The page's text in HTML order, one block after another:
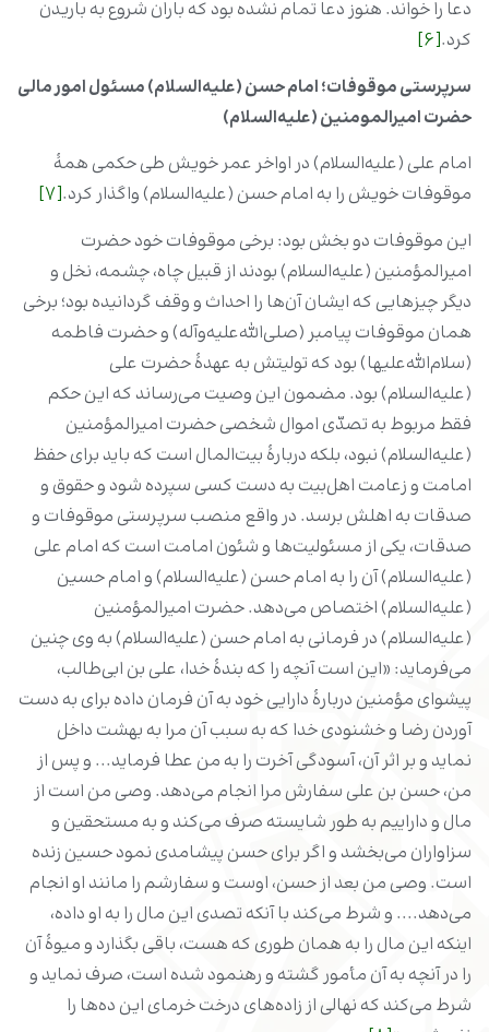
دعا را خواند. هنوز دعا تمام نشده بود که باران شروع به باریدن
کرد.[6]
سرپرستی موقوفات؛ امام حسن (علیه‌السلام) مسئول امور مالی
حضرت امیرالمومنین (علیه‌السلام)
امام علی (علیه‌السلام) در اواخر عمر خویش طی حکمی‌ همۀ
موقوفات خویش را به امام حسن (علیه‌السلام) واگذار کرد.[7]
این موقوفات دو بخش بود: برخی موقوفات خود حضرت
امیرالمؤمنین (علیه‌السلام) بودند از قبیل چاه، چشمه، نخل و
دیگر چیزهایی که ایشان آن‌ها را احداث و وقف گردانیده بود؛ برخی
همان موقوفات پیامبر (صلی‌الله‌علیه‌و‌آله‌) و حضرت فاطمه
(سلام‌الله‌علیها) بود که تولیتش به عهدۀ حضرت علی
(علیه‌السلام) بود. مضمون این وصیت می‌رساند که این حکم
فقط مربوط به تصدّی اموال شخصی حضرت امیرالمؤمنین
(علیه‌السلام) نبود، بلکه دربارۀ بیت‌المال است که باید برای حفظ
امامت و زعامت اهل‌بیت به دست کسی سپرده شود و حقوق و
صدقات به اهلش برسد. در واقع منصب سرپرستی موقوفات و
صدقات، یکی از مسئولیت‌ها و شئون امامت است که امام علی
(علیه‌السلام) آن را به امام حسن (علیه‌السلام) و امام حسین
(علیه‌السلام) اختصاص می‌دهد. حضرت امیرالمؤمنین
(علیه‌السلام) در فرمانی به امام حسن (علیه‌السلام) به وی چنین
می‌فرماید: «این است آنچه را که بندۀ خدا، علی بن ابی‌طالب،
پیشوای مؤمنین دربارۀ دارایی خود به آن فرمان داده برای به دست
آوردن رضا و خشنودی خدا که به سبب آن مرا به بهشت داخل
نماید و بر اثر آن، آسودگی آخرت را به من عطا فرماید... و پس از
من، حسن بن علی سفارش مرا انجام می‌دهد. وصی من است از
مال و داراییم به طور شایسته صرف می‌کند و به مستحقین و
سزاواران می‌بخشد و اگر برای حسن پیشامدی نمود حسین زنده
است. وصی من بعد از حسن، اوست و سفارشم را مانند او انجام
می‌دهد.... و شرط می‌کند با آنکه تصدی این مال را به او داده،
اینکه این مال را به همان طوری که هست، باقی بگذارد و میوۀ آن
را در آنچه به آن مأمور گشته و رهنمود شده است، صرف نماید و
شرط می‌کند که نهالی از زاده‌های درخت خرمای این ده‌ها را